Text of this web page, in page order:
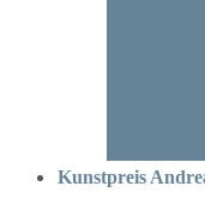
Kunstpreis